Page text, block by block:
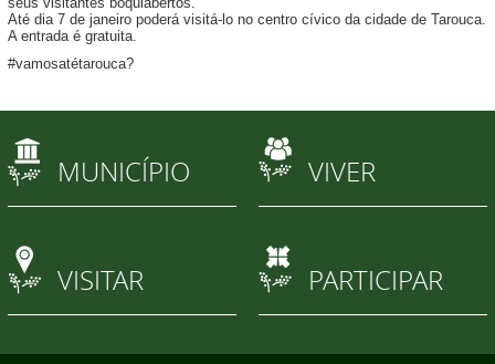
Até dia 7 de janeiro poderá visitá-lo no centro cívico da cidade de Tarouca.
A entrada é gratuita.
#vamosatétarouca?
MUNICÍPIO VIVER
VISITAR PARTICIPAR